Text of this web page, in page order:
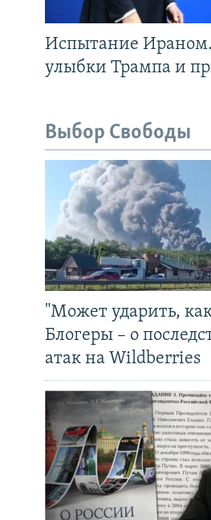
Испытание
улыбки Трампа и
Выбор Свободы
"Может ударить,
Блогеры – о
атак на Wildberries